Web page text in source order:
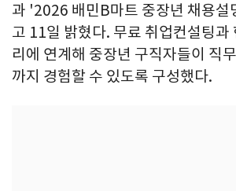
과 '2026 배민B마트 중장년 채용설
고 11일 밝혔다. 무료 취업컨설팅과
리에 연계해 중장년 구직자들이 직
까지 경험할 수 있도록 구성했다.